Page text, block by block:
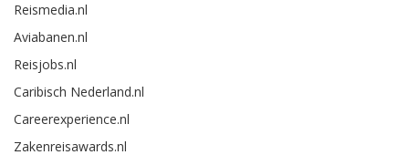
Reismedia.nl
Aviabanen.nl
Reisjobs.nl
Caribisch Nederland.nl
Careerexperience.nl
Zakenreisawards.nl